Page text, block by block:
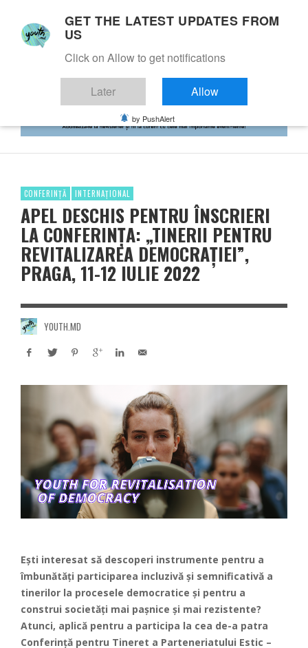
CONFERINȚĂ INTERNAȚIONAL
APEL DESCHIS PENTRU ÎNSCRIERI
LA CONFERINȚA: „TINERII PENTRU
REVITALIZAREA DEMOCRAȚIEI”,
PRAGA, 11-12 IULIE 2022
YOUTH.MD
Ești interesat să descoperi instrumente pentru a
îmbunătăți participarea incluzivă și semnificativă a
tinerilor la procesele democratice și pentru a
construi societăți mai pașnice și mai rezistente?
Atunci, aplică pentru a participa la cea de-a patra
Conferință pentru Tineret a Parteneriatului Estic –
GET THE LATEST UPDATES FROM
US
Click on Allow to get notifications
Later Allow
by PushAlert